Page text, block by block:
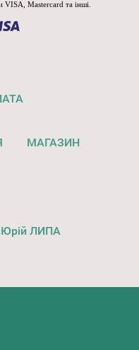
VISA, Mastercard та інші.
МАГАЗИН
Юрій ЛИПА